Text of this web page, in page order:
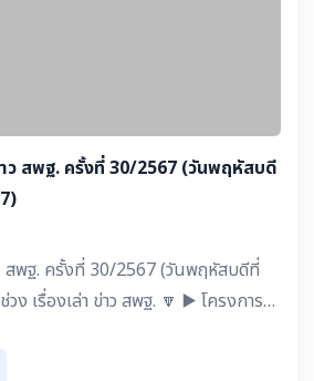
ว สพฐ. ครั้งที่ 30/2567 (วันพฤหัสบดี
สพฐ. ครั้งที่ 30/2567 (วันพฤหัสบดีที่
ง เรื่องเล่า ข่าว สพฐ. 🔽 ▶️ โครงการ
น้อมนำพระบรมราโชบายของในหลวง
ติ โรงเรียนบ้านกุ่มพะยาหนองกระทุ่ม